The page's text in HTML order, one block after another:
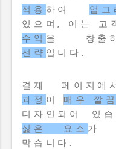
적용 하여 업
있으며, 이는 고
수익 을 창
전략 입니다.
결제 페이지
과정 이 매우 깔
디자인되어 있
싫은 요소 가
막습니다.